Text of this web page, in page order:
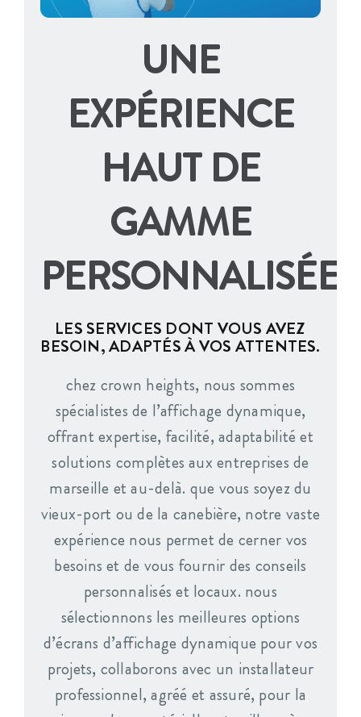
UNE
EXPÉRIENCE
HAUT DE
GAMME
PERSONNALISÉE
LES SERVICES DONT VOUS AVEZ
BESOIN, ADAPTÉS À VOS ATTENTES.
chez crown heights, nous sommes
spécialistes de l’affichage dynamique,
offrant expertise, facilité, adaptabilité et
solutions complètes aux entreprises de
marseille et au-delà. que vous soyez du
vieux-port ou de la canebière, notre vaste
expérience nous permet de cerner vos
besoins et de vous fournir des conseils
personnalisés et locaux. nous
sélectionnons les meilleures options
d’écrans d’affichage dynamique pour vos
projets, collaborons avec un installateur
professionnel, agréé et assuré, pour la